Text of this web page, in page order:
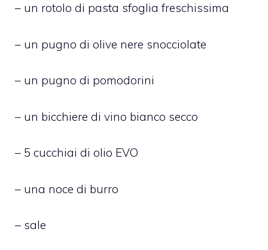
– un rotolo di pasta sfoglia freschissima
– un pugno di olive nere snocciolate
– un pugno di pomodorini
– un bicchiere di vino bianco secco
– 5 cucchiai di olio EVO
– una noce di burro
– sale